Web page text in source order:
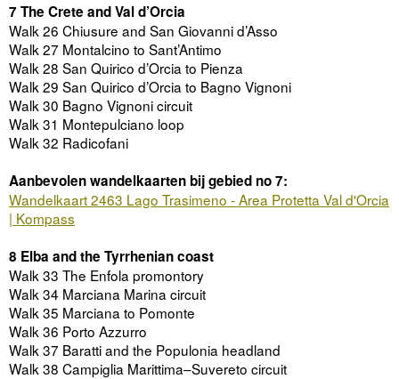
7 The Crete and Val d’Orcia
Walk 26 Chiusure and San Giovanni d’Asso
Walk 27 Montalcino to Sant’Antimo
Walk 28 San Quirico d’Orcia to Pienza
Walk 29 San Quirico d’Orcia to Bagno Vignoni
Walk 30 Bagno Vignoni circuit
Walk 31 Montepulciano loop
Walk 32 Radicofani
Aanbevolen wandelkaarten bij gebied no 7:
Wandelkaart 2463 Lago Trasimeno - Area Protetta Val d'Orcia
| Kompass
8 Elba and the Tyrrhenian coast
Walk 33 The Enfola promontory
Walk 34 Marciana Marina circuit
Walk 35 Marciana to Pomonte
Walk 36 Porto Azzurro
Walk 37 Baratti and the Populonia headland
Walk 38 Campiglia Marittima–Suvereto circuit